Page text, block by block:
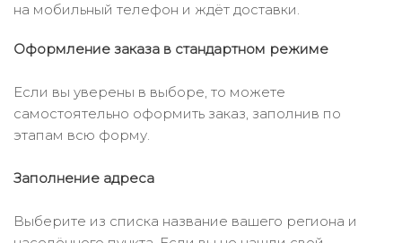
на мобильный телефон и ждёт доставки.
Оформление заказа в стандартном режиме
Если вы уверены в выборе, то можете
самостоятельно оформить заказ, заполнив по
этапам всю форму.
Заполнение адреса
Выберите из списка название вашего региона и